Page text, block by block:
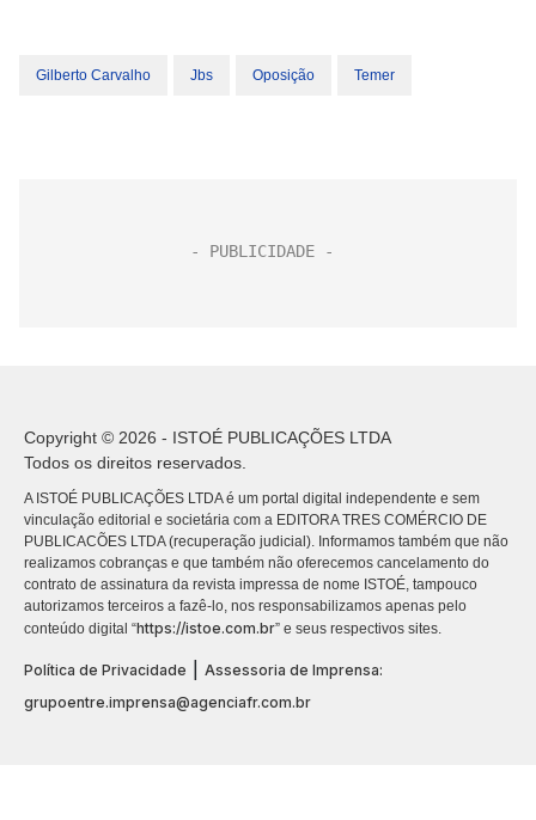
Gilberto Carvalho Jbs Oposição Temer
Copyright © 2026 - ISTOÉ PUBLICAÇÕES LTDA
Todos os direitos reservados.
A ISTOÉ PUBLICAÇÕES LTDA é um portal digital independente e sem
vinculação editorial e societária com a EDITORA TRES COMÉRCIO DE
PUBLICACÕES LTDA (recuperação judicial). Informamos também que não
realizamos cobranças e que também não oferecemos cancelamento do
contrato de assinatura da revista impressa de nome ISTOÉ, tampouco
autorizamos terceiros a fazê-lo, nos responsabilizamos apenas pelo
conteúdo digital “https://istoe.com.br” e seus respectivos sites.
Política de Privacidade
Assessoria de Imprensa:
grupoentre.imprensa@agenciafr.com.br